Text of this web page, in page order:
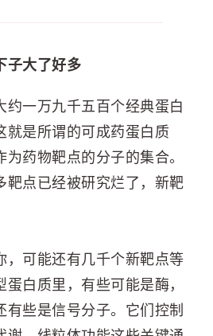
子大了好多
约一万九千五百个经典蛋白
就是所谓的可成药蛋白质
药物靶点的分子的集合。
靶点已经被研究烂了，新靶
，可能还有几千个新靶点等
白质里，有些可能是酶，
有些是信号分子。它们控制